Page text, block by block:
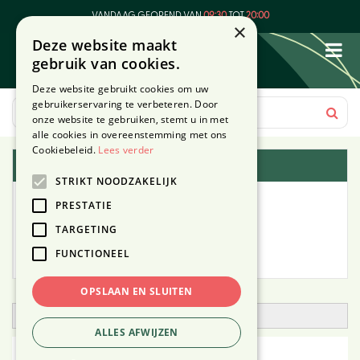
VANDAAG GEOPEND VAN09:30TOT20:00
Open zoekfilter
×
Deze website maakt
gebruik van cookies.
Deze website gebruikt cookies om uw
gebruikerservaring te verbeteren. Door
onze website te gebruiken, stemt u in met
alle cookies in overeenstemming met ons
Cookiebeleid. Lees verder
STRIKT NOODZAKELIJK
PRESTATIE
TARGETING
FUNCTIONEEL
OPSLAAN EN SLUITEN
ALLES AFWIJZEN